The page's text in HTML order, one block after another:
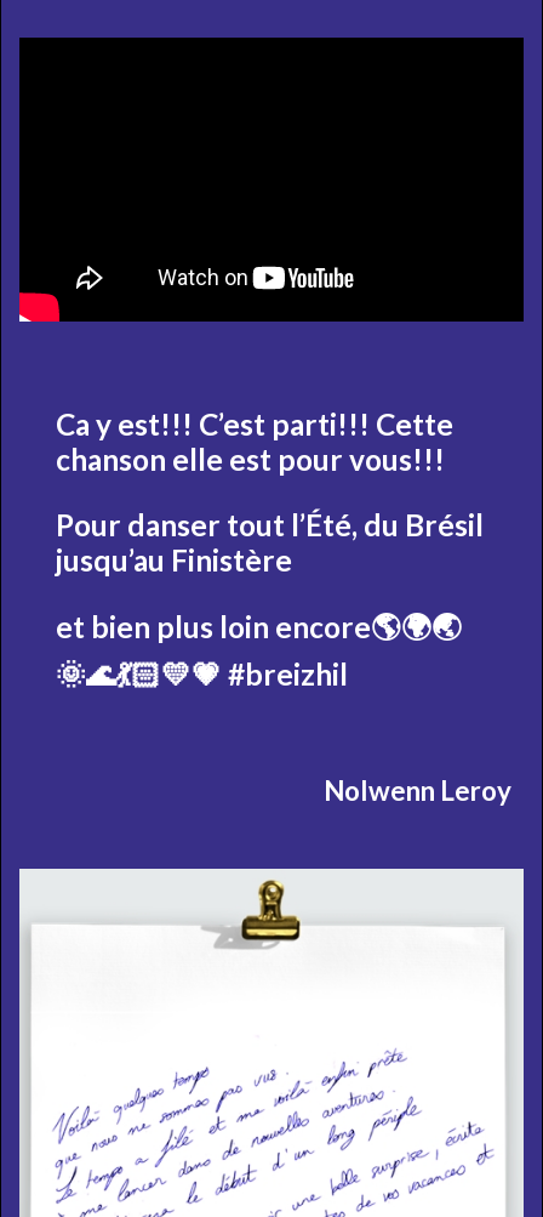
Ca y est!!! C’est parti!!! Cette
chanson elle est pour vous!!!
Pour danser tout l’Été, du Brésil
jusqu’au Finistère
et bien plus loin encore🌎🌍🌏
🌞🌊💃🏻💛💗 #breizhil
Nolwenn Leroy